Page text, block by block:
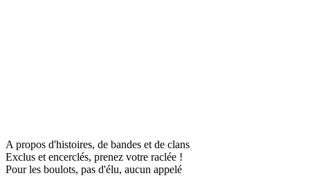
A propos d'histoires, de bandes et de clans
Exclus et encerclés, prenez votre raclée !
Pour les boulots, pas d'élu, aucun appelé